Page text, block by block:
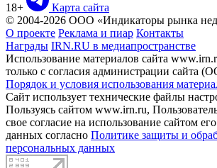
18+
Карта сайта
© 2004-2026 ООО «Индикаторы рынка
О проекте Реклама и пиар Контакты
Награды IRN.RU в медиапространстве
Использование материалов сайта
только с согласия администрации сайта
Порядок и условия использования
Сайт использует технические файлы
Пользуясь сайтом www.irn.ru,
свое согласие на использование сайтом
данных согласно Политике защиты и
персональных данных